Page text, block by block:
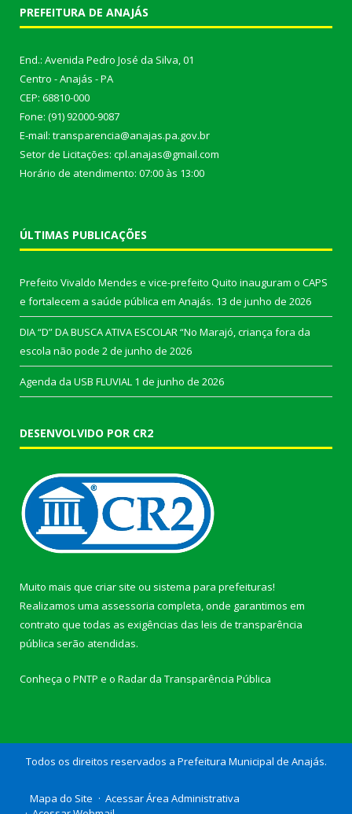
PREFEITURA DE ANAJÁS
End.: Avenida Pedro José da Silva, 01
Centro - Anajás - PA
CEP: 68810-000
Fone: (91) 92000-9087
E-mail: transparencia@anajas.pa.gov.br
Setor de Licitações: cpl.anajas@gmail.com
Horário de atendimento: 07:00 às 13:00
ÚLTIMAS PUBLICAÇÕES
Prefeito Vivaldo Mendes e vice-prefeito Quito inauguram o CAPS
e fortalecem a saúde pública em Anajás. 13 de junho de 2026
DIA “D” DA BUSCA ATIVA ESCOLAR “No Marajó, criança fora da
escola não pode 2 de junho de 2026
Agenda da USB FLUVIAL 1 de junho de 2026
DESENVOLVIDO POR CR2
Muito mais que criar site ou sistema para prefeituras!
Realizamos uma assessoria completa, onde garantimos em
contrato que todas as exigências das leis de transparência
pública serão atendidas.
Conheça o PNTP e o Radar da Transparência Pública
Todos os direitos reservados a Prefeitura Municipal de Anajás.
Mapa do Site
Acessar Área Administrativa